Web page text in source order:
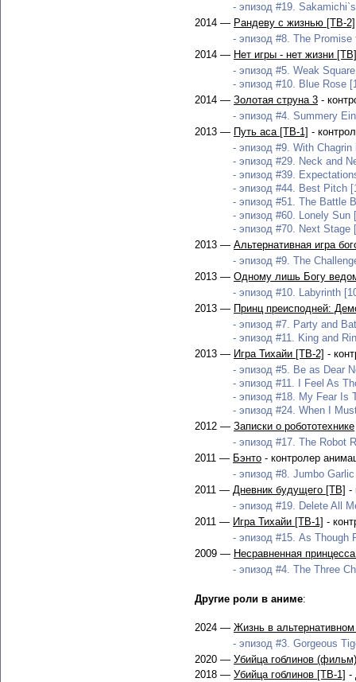
- эпизод #19.
2014 — Рандеву с жизнью [ТВ-2]
- эпизод #8. The
2014 — Нет игры - нет жизни [ТВ]
- эпизод #5. Weak
- эпизод #10. Blue Rose
2014 — Золотая струна 3 -
- эпизод #4. Summery
2013 — Путь аса [ТВ-1] -
- эпизод #9. With
- эпизод #29. Neck and
- эпизод #39.
- эпизод #44. Best Pitch
- эпизод #51. The Battle
- эпизод #60. Lonely Sun
- эпизод #70. Next Stage
2013 — Альтернативная игра
- эпизод #9. The
2013 — Одному лишь Богу
- эпизод #10. Labyrinth
2013 — Принц преисподней:
- эпизод #7. Party and
- эпизод #11. King and
2013 — Игра Тихайи [ТВ-2] -
- эпизод #5. Be as Dear
- эпизод #11. I Feel As
- эпизод #18. My Fear Is
- эпизод #24. When I
2012 — Записки о робототехнике
- эпизод #17. The Robot
2011 — Бэнто - контролер
- эпизод #8. Jumbo
2011 — Дневник будущего [ТВ] -
- эпизод #19. Delete All
2011 — Игра Тихайи [ТВ-1] -
- эпизод #15. As Though
2009 — Несравненная
- эпизод #4. The Three
Другие роли в аниме:
2024 — Жизнь в
- эпизод #3. Gorgeous
2020 — Убийца гоблинов (фильм)
2018 — Убийца гоблинов [ТВ-1] -